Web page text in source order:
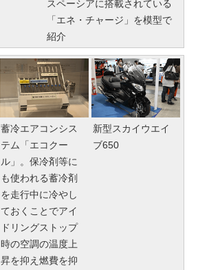
スペーシアに搭載されている
「エネ・チャージ」を模型で
紹介
蓄冷エアコンシス
テム「エコクー
ル」。保冷剤等に
も使われる蓄冷剤
を走行中に冷やし
ておくことでアイ
ドリングストップ
時の空調の温度上
昇を抑え燃費を抑
新型スカイウエイ
ブ650